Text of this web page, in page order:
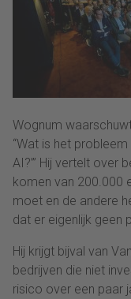
Wognum
“Wat is het
AI?’” Hij vertelt over
komen van 200.000
moet en de andere
dat er eigenlijk geen
Hij krijgt bijval van
bedrijven die niet
risico over een paar